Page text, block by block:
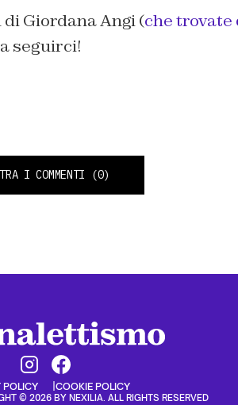
Giordana Angi (che trovate
seguirci!
I COMMENTI (0)
POLICY COOKIE POLICY
© 2026 BY NEXILIA. ALL RIGHTS RESERVED